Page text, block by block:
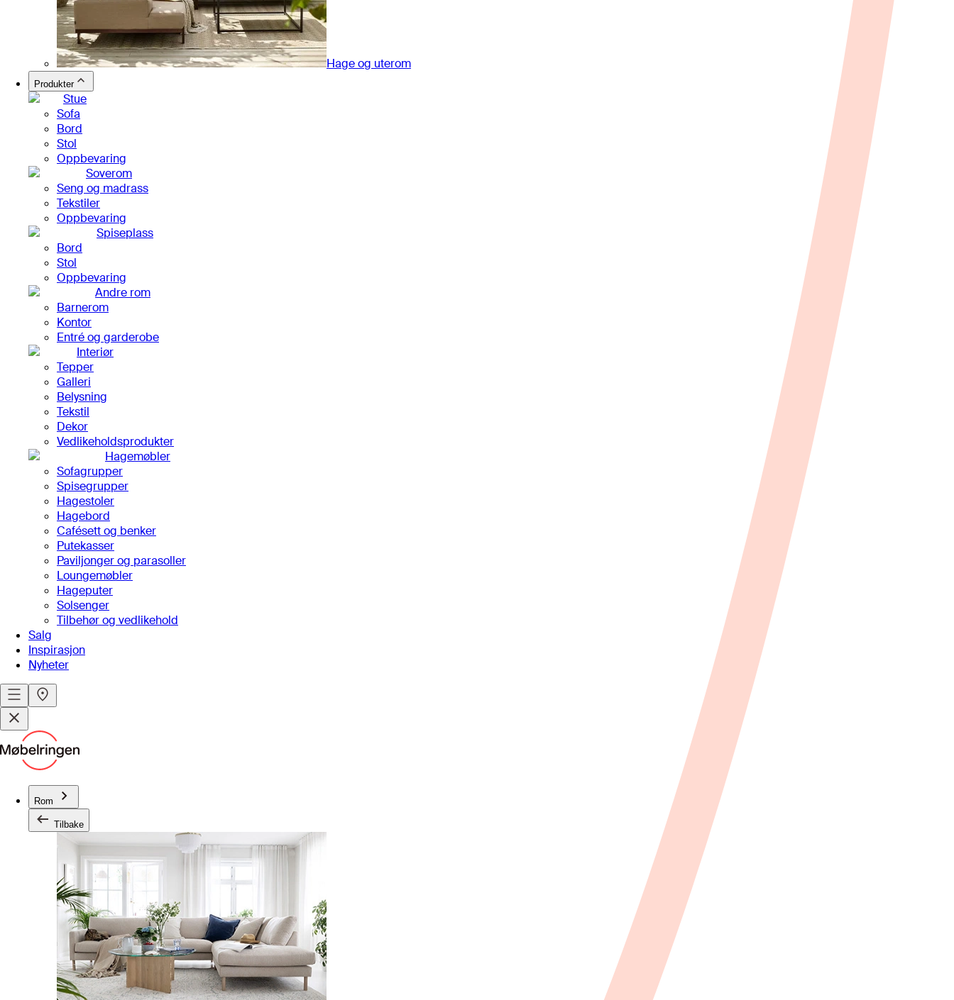
Hage og uterom
Produkter
Stue
Sofa
Bord
Stol
Oppbevaring
Soverom
Seng og madrass
Tekstiler
Oppbevaring
Spiseplass
Bord
Stol
Oppbevaring
Andre rom
Barnerom
Kontor
Entré og garderobe
Interiør
Tepper
Galleri
Belysning
Tekstil
Dekor
Vedlikeholdsprodukter
Hagemøbler
Sofagrupper
Spisegrupper
Hagestoler
Hagebord
Cafésett og benker
Putekasser
Paviljonger og parasoller
Loungemøbler
Hageputer
Solsenger
Tilbehør og vedlikehold
Salg
Inspirasjon
Nyheter
Rom
Tilbake